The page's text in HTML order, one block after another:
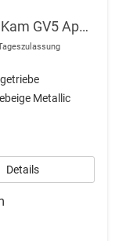
Basis 1.5TSI Sport Edition ACC Kam GV5 App AHK Reling
Metallic
Details